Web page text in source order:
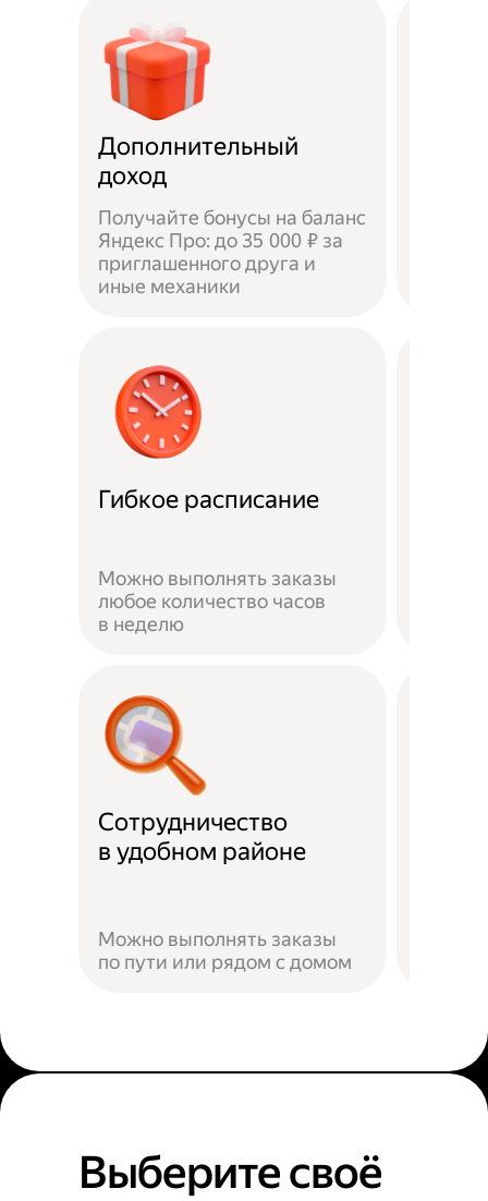
Дополнительный
доход
Получайте бонусы на баланс
Яндекс Про: до 35 000 ₽ за
приглашенного друга и
иные механики
Гибкое расписание
Можно выполнять заказы
любое количество часов
в неделю
Сотрудничество
в удобном районе
Можно выполнять заказы
по пути или рядом с домом
Выберите своё